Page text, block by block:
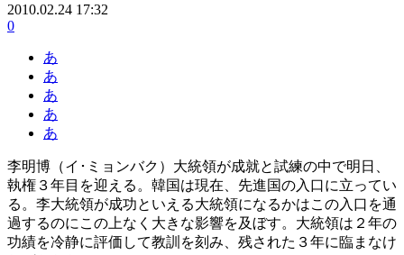
2010.02.24 17:32
0
あ
あ
あ
あ
あ
李明博（イ･ミョンバク）大統領が成就と試練の中で明日、
執権３年目を迎える。韓国は現在、先進国の入口に立ってい
る。李大統領が成功といえる大統領になるかはこの入口を通
過するのにこの上なく大きな影響を及ぼす。大統領は２年の
功績を冷静に評価して教訓を刻み、残された３年に臨まなけ